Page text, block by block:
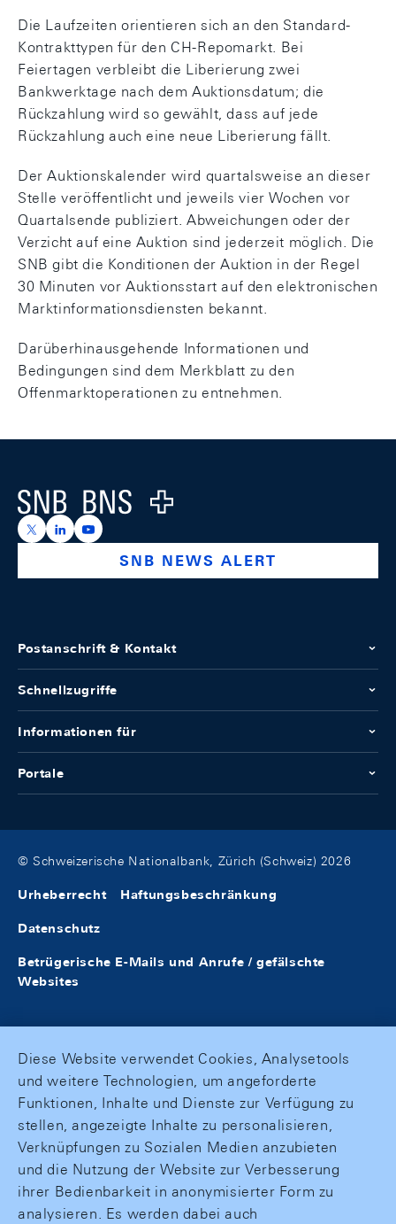
Die Laufzeiten orientieren sich an den Standard-
Kontrakttypen für den CH-Repomarkt. Bei
Feiertagen verbleibt die Liberierung zwei
Bankwerktage nach dem Auktionsdatum; die
Rückzahlung wird so gewählt, dass auf jede
Rückzahlung auch eine neue Liberierung fällt.
Der Auktionskalender wird quartalsweise an dieser
Stelle veröffentlicht und jeweils vier Wochen vor
Quartalsende publiziert. Abweichungen oder der
Verzicht auf eine Auktion sind jederzeit möglich. Die
SNB gibt die Konditionen der Auktion in der Regel
30 Minuten vor Auktionsstart auf den elektronischen
Marktinformationsdiensten bekannt.
Darüberhinausgehende Informationen und
Bedingungen sind dem Merkblatt zu den
Offenmarktoperationen zu entnehmen.
Logo
https://x.com/snb_bns
https://ch.linkedin.com/company/swiss-national-
https://www.youtube.com/@swissnationalbank
SNB NEWS ALERT
Postanschrift & Kontakt
Schnellzugriffe
Informationen für
Portale
© Schweizerische Nationalbank, Zürich (Schweiz) 2026
Urheberrecht Haftungsbeschränkung
Datenschutz
Betrügerische E-Mails und Anrufe / gefälschte
Websites
Diese Website verwendet Cookies, Analysetools
und weitere Technologien, um angeforderte
Funktionen, Inhalte und Dienste zur Verfügung zu
stellen, angezeigte Inhalte zu personalisieren,
Verknüpfungen zu Sozialen Medien anzubieten
und die Nutzung der Website zur Verbesserung
ihrer Bedienbarkeit in anonymisierter Form zu
analysieren. Es werden dabei auch